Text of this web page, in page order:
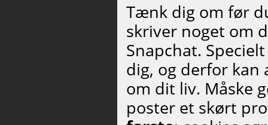
Tænk dig om før
skriver noget om
Snapchat.
dig, og derfor kan
om dit liv. Måske
poster et skørt